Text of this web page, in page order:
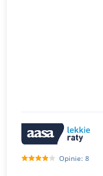
Opinie: 8